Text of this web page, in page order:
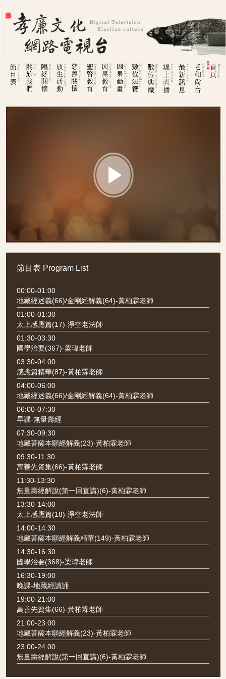
節目表 Program List
00:00-01:00
地藏經述義(66)/金剛經解義(64)-黃柏霖老師
01:00-01:30
太上感應篇(17)-淨空老法師
01:30-03:30
國學治要(367)-梁瑋老師
03:30-04:00
感應篇精華(87)-黃柏霖老師
04:00-06:00
地藏經述義(66)/金剛經解義(64)-黃柏霖老師
06:00-07:30
早課-無量壽經
07:30-09:30
地藏菩薩本願經解義(23)-黃柏霖老師
09:30-11:30
萬善先資集(66)-黃柏霖老師
11:30-13:30
無量壽經解說(第一回宣講)(6)-黃柏霖老師
13:30-14:00
太上感應篇(18)-淨空老法師
14:00-14:30
地藏菩薩本願經解義精華(149)-黃柏霖老師
14:30-16:30
國學治要(368)-梁瑋老師
16:30-19:00
晚課-地藏經讀誦
19:00-21:00
萬善先資集(66)-黃柏霖老師
21:00-23:00
地藏菩薩本願經解義(23)-黃柏霖老師
23:00-24:00
無量壽經解說(第一回宣講)(6)-黃柏霖老師